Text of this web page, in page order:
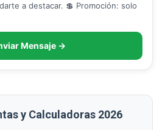
a destacar. 💲 Promoción: solo
Mensaje →
y Calculadoras 2026